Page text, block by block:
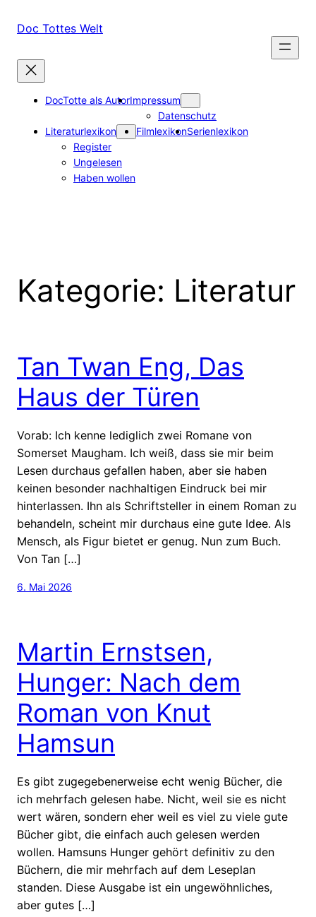
InhaltDoc Tottes Welt
DocTotte als AutorImpressum
Datenschutz
Literaturlexikon
Register
Ungelesen
Haben wollen
FilmlexikonSerienlexikon
Kategorie: Literatur
Tan Twan Eng, Das
Haus der Türen
Vorab: Ich kenne lediglich zwei Romane von
Somerset Maugham. Ich weiß, dass sie mir beim
Lesen durchaus gefallen haben, aber sie haben
keinen besonder nachhaltigen Eindruck bei mir
hinterlassen. Ihn als Schriftsteller in einem Roman zu
behandeln, scheint mir durchaus eine gute Idee. Als
Mensch, als Figur bietet er genug. Nun zum Buch.
Von Tan […]
6. Mai 2026
Martin Ernstsen,
Hunger: Nach dem
Roman von Knut
Hamsun
Es gibt zugegebenerweise echt wenig Bücher, die
ich mehrfach gelesen habe. Nicht, weil sie es nicht
wert wären, sondern eher weil es viel zu viele gute
Bücher gibt, die einfach auch gelesen werden
wollen. Hamsuns Hunger gehört definitiv zu den
Büchern, die mir mehrfach auf dem Leseplan
standen. Diese Ausgabe ist ein ungewöhnliches,
aber gutes […]